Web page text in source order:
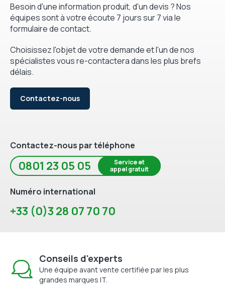
Besoin d'une information produit, d'un devis ? Nos
équipes sont à votre écoute 7 jours sur 7 via le
formulaire de contact.
Choisissez l'objet de votre demande et l'un de nos
spécialistes vous re-contactera dans les plus brefs
délais.
Contactez-nous
Contactez-nous par téléphone
0801 23 05 05
Service et
appel gratuit
Numéro international
+33 (0)3 28 07 70 70
Conseils d'experts
Une équipe avant vente certifiée par les plus
grandes marques IT.